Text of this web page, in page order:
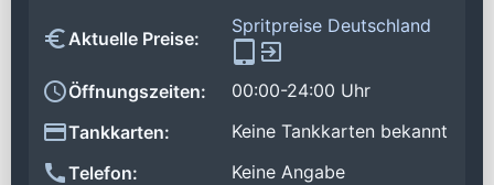
Aktuelle Preise:
Spritpreise Deutschland
Öffnungszeiten:
00:00-24:00 Uhr
Tankkarten:
Keine Tankkarten bekannt
Telefon:
Keine Angabe